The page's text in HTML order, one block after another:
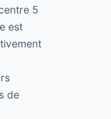
5
est
de